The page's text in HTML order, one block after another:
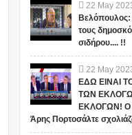
22 May
Βελόπουλος:
τους
σιδήρου.... !!
22 May
ΕΔΩ ΕΙΝΑΙ
ΤΩΝ
ΕΚΛΟΓΩΝ! Ο
Άρης Πορτοσάλτε